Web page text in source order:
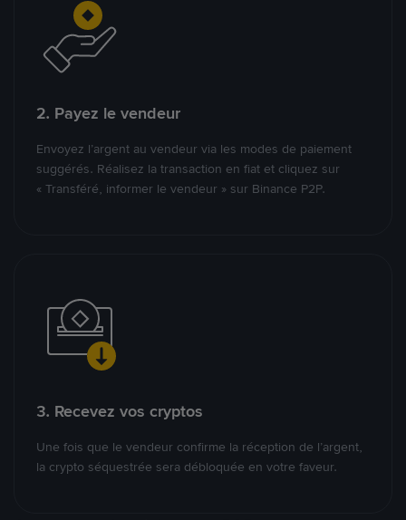
2. Payez le vendeur
Envoyez l’argent au vendeur via les modes de paiement
suggérés. Réalisez la transaction en fiat et cliquez sur
« Transféré, informer le vendeur » sur Binance P2P.
3. Recevez vos cryptos
Une fois que le vendeur confirme la réception de l’argent,
la crypto séquestrée sera débloquée en votre faveur.